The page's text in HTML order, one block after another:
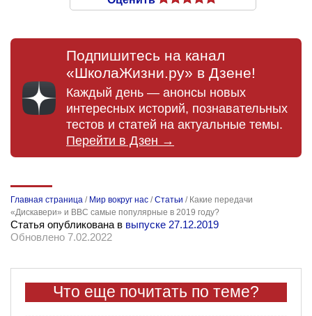
Подпишитесь на канал
«ШколаЖизни.ру» в Дзене!
Каждый день — анонсы новых
интересных историй, познавательных
тестов и статей на актуальные темы.
Перейти в Дзен →
Главная страница / Мир вокруг нас /Статьи / Какие передачи
«Дискавери» и BBC самые популярные в 2019 году?
Статья опубликована в выпуске 27.12.2019
Обновлено 7.02.2022
Что еще почитать по теме?